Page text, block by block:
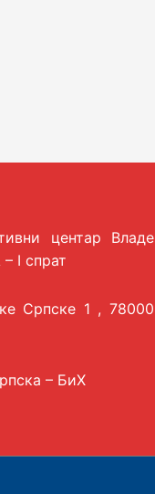
центар Владе
I спрат
Српске 1 , 78000
– БиХ